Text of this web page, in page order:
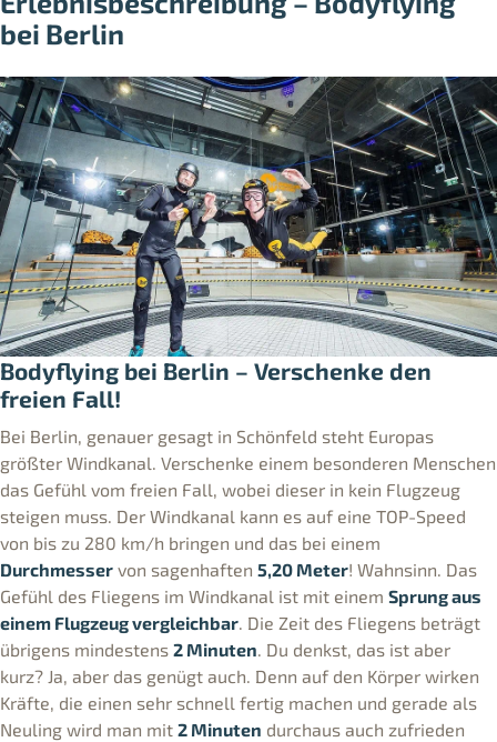
bei Berlin
Bodyflying bei Berlin – Verschenke den
freien Fall!
Bei Berlin, genauer gesagt in Schönfeld steht Europas
größter Windkanal. Verschenke einem besonderen Menschen
das Gefühl vom freien Fall, wobei dieser in kein Flugzeug
steigen muss. Der Windkanal kann es auf eine TOP-Speed
von bis zu 280 km/h bringen und das bei einem
Durchmesser von sagenhaften 5,20 Meter! Wahnsinn. Das
Gefühl des Fliegens im Windkanal ist mit einem Sprung aus
einem Flugzeug vergleichbar. Die Zeit des Fliegens beträgt
übrigens mindestens 2 Minuten. Du denkst, das ist aber
kurz? Ja, aber das genügt auch. Denn auf den Körper wirken
Kräfte, die einen sehr schnell fertig machen und gerade als
Neuling wird man mit 2 Minuten durchaus auch zufrieden